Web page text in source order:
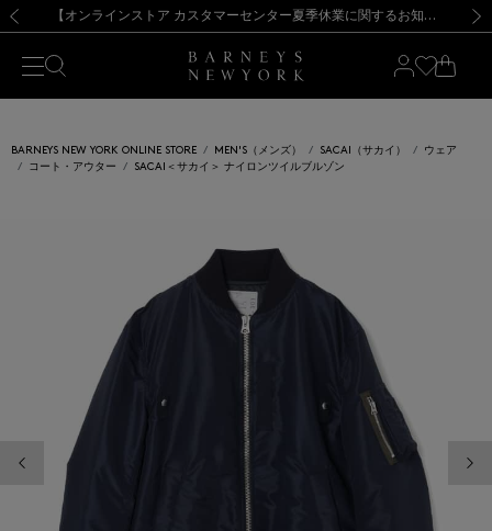
新規登録のお客様も対象！＜MY BARNEYS＞会員のお客様は11,000円（税込）以上のお買上げで常時送料無料！お買い物の際は会員登録を！
【夏季休業に伴う出荷一時停止のお知らせ】(2026.8.7) 【オンラインストア カスタマーセンター夏季休業に関するお知らせ】（2026.8.7）
【夏季休業に伴う返品・交換承り一時停止のお知らせ】（2026.8.5）
熊本県を中心とした地震の影響によるお荷物のお届けについて
【開催中】SUMMER SALEのご案内・ご注意事項 新規登録のお客様も対象！＜MY BARNEYS＞会員のお客様は11,000円（税込）以上のお買上げで常時送料無料！お買い物の際は会員登録を！
【夏季休業に伴う出荷一時停止のお知らせ】(2026.8.7)
BARNEYS NEW YORK ONLINE STORE MEN'S（メンズ） SACAI（サカイ）
ウェア
コート・アウター
SACAI＜サカイ＞ ナイロンツイルブルゾン
前の画像